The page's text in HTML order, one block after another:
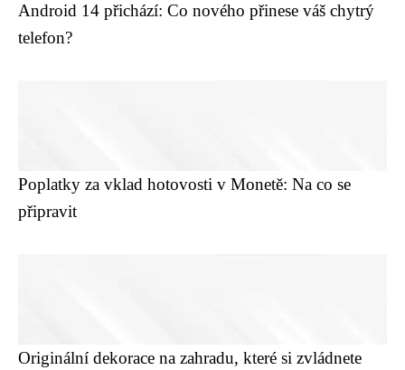
Android 14 přichází: Co nového přinese váš chytrý
telefon?
Poplatky za vklad hotovosti v Monetě: Na co se
připravit
Originální dekorace na zahradu, které si zvládnete